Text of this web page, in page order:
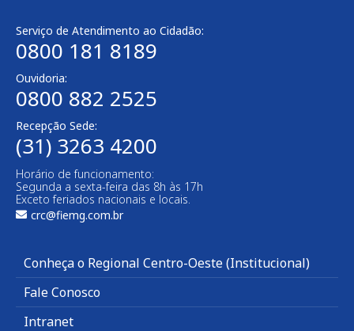
Serviço de Atendimento ao Cidadão:
0800 181 8189
Ouvidoria:
0800 882 2525
Recepção Sede:
(31) 3263 4200
Horário de funcionamento:
Segunda a sexta-feira das 8h às 17h
Exceto feriados nacionais e locais.
crc@fiemg.com.br
Conheça o Regional Centro-Oeste (Institucional)
Fale Conosco
Intranet